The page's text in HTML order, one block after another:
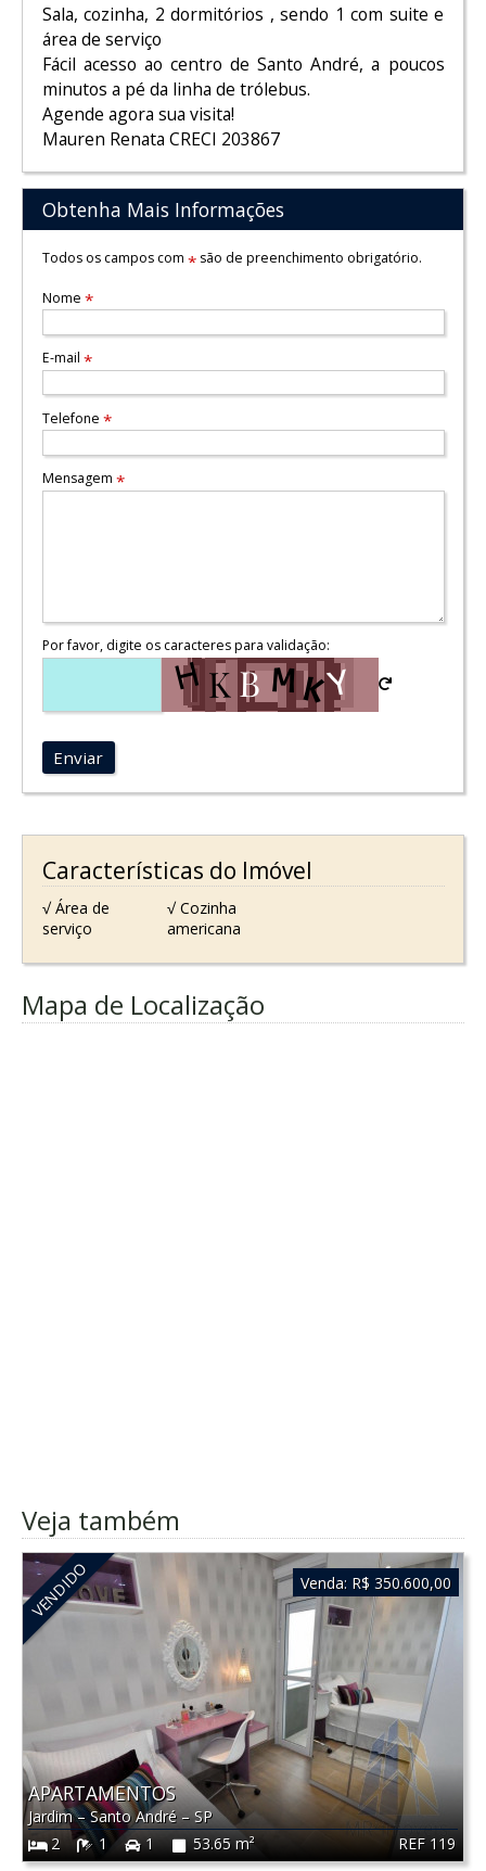
Sala, cozinha, 2 dormitórios , sendo 1 com suite e
área de serviço
Fácil acesso ao centro de Santo André, a poucos
minutos a pé da linha de trólebus.
Agende agora sua visita!
Mauren Renata CRECI 203867
Obtenha Mais Informações
Todos os campos com *são de preenchimento obrigatório.
Nome *
E-mail *
Telefone *
Mensagem *
Por favor, digite os caracteres para validação:
Enviar
Características do Imóvel
√ Área de
serviço
√ Cozinha
americana
Mapa de Localização
Veja também
VENDIDO
REF 119
APARTAMENTOS
Jardim–Santo André–SP
2
1 1 53.65 m²
Venda: R$ 350.600,00